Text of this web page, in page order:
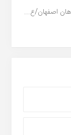
اصفهان/ع...